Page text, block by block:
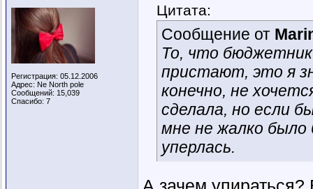
Регистрация: 05.12.2006
Адрес: Ne North pole
Сообщений: 15,039
Спасибо: 7
Цитата:
Сообщение от
То, что
пристают, это я
конечно, не
сделала, но если
мне не жалко
уперлась.